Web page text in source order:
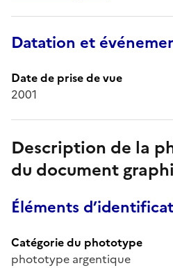
Datation et
Date de prise de vue
2001
Description de la
du document
Éléments
Catégorie du phototype
phototype argentique